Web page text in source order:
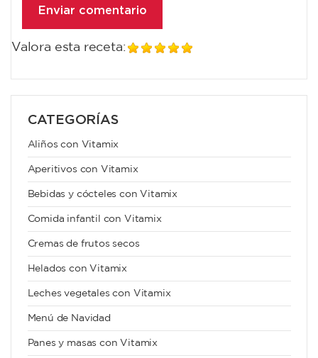
Valora esta receta:
CATEGORÍAS
Aliños con Vitamix
Aperitivos con Vitamix
Bebidas y cócteles con Vitamix
Comida infantil con Vitamix
Cremas de frutos secos
Helados con Vitamix
Leches vegetales con Vitamix
Menú de Navidad
Panes y masas con Vitamix